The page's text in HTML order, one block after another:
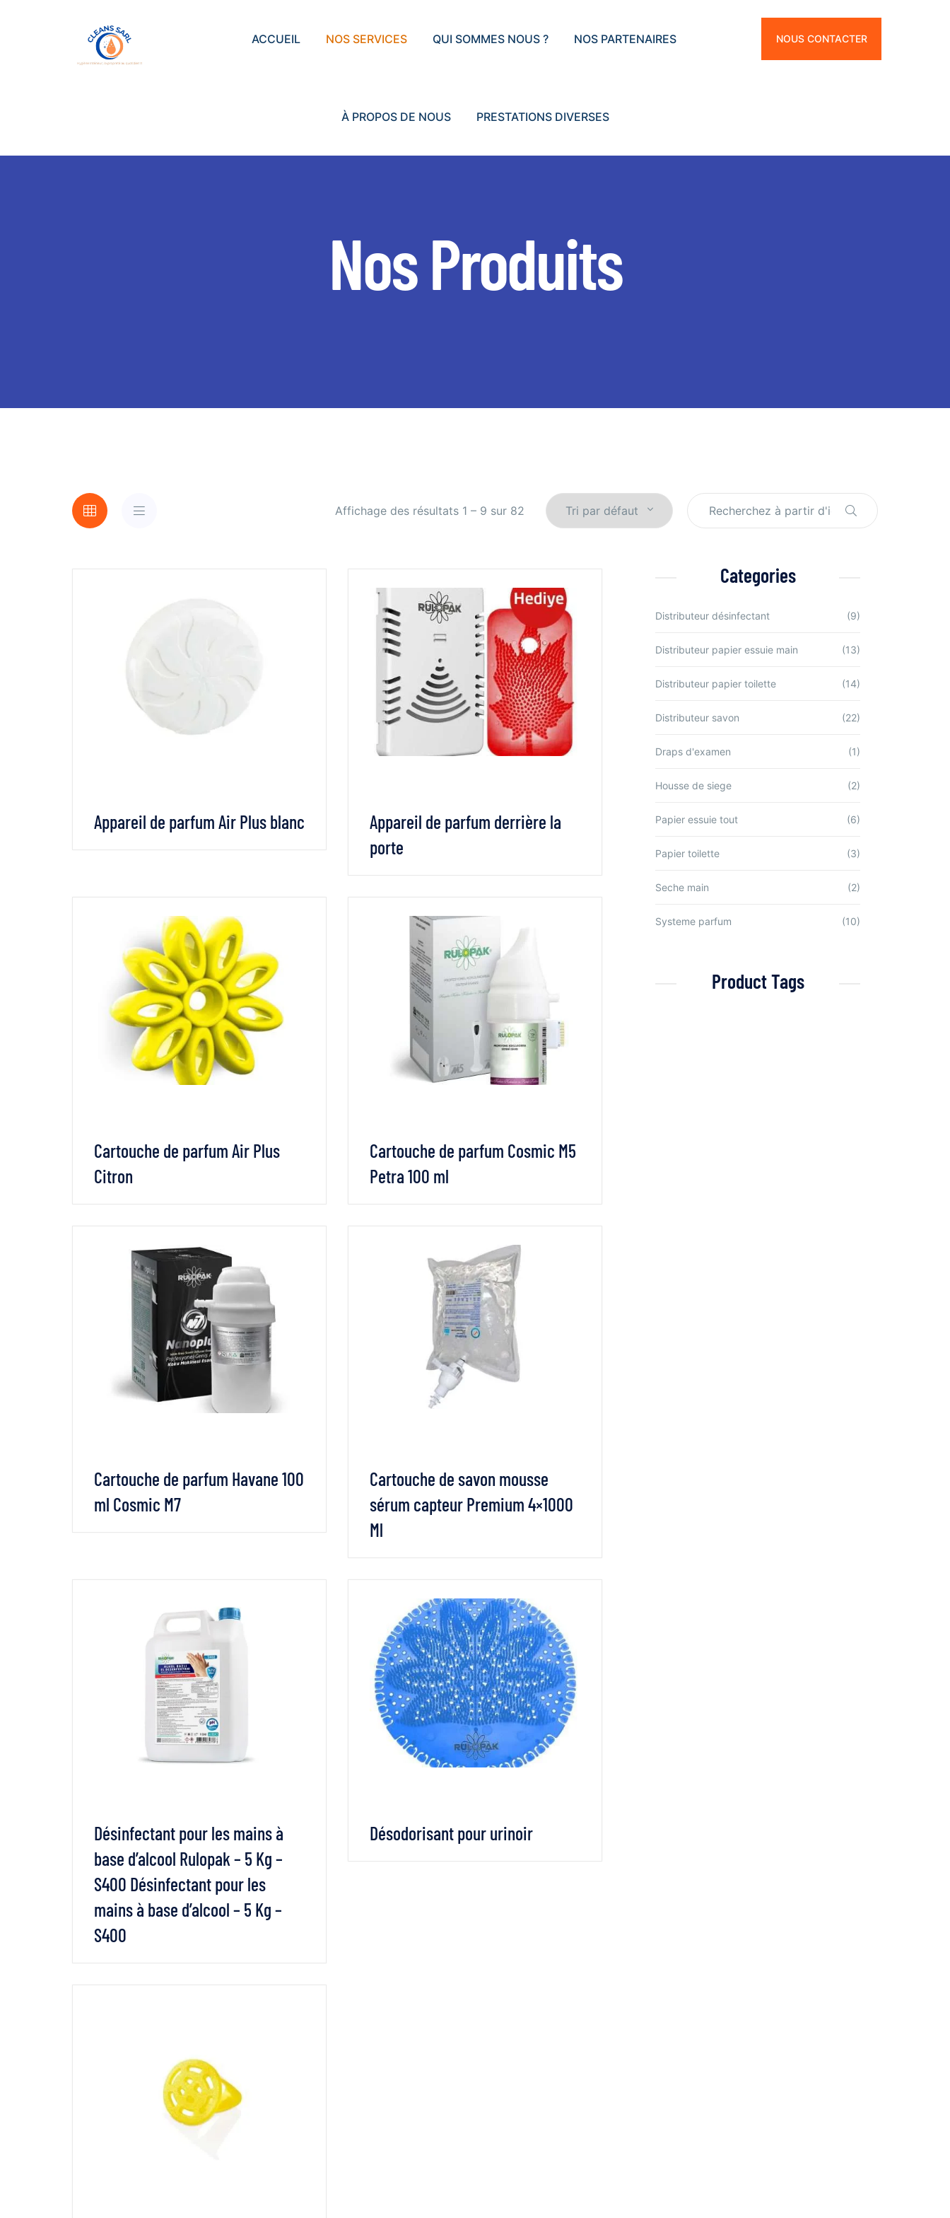
ACCUEIL NOS SERVICES QUI SOMMES NOUS ? NOS PARTENAIRES
À PROPOS DE NOUS PRESTATIONS DIVERSES
NOUS CONTACTER
Nos Produits
Affichage des résultats 1 – 9 sur 82
Appareil de parfum Air Plus blanc
Appareil de parfum derrière la
porte
Cartouche de parfum Air Plus
Citron
Cartouche de parfum Cosmic M5
Petra 100 ml
Cartouche de parfum Havane 100
ml Cosmic M7
Cartouche de savon mousse
sérum capteur Premium 4×1000
Ml
Désinfectant pour les mains à
base d’alcool Rulopak – 5 Kg –
S400 Désinfectant pour les
mains à base d’alcool – 5 Kg –
S400
Désodorisant pour urinoir
Categories
Distributeur désinfectant (9)
Distributeur papier essuie main (13)
Distributeur papier toilette (14)
Distributeur savon (22)
Draps d'examen (1)
Housse de siege (2)
Papier essuie tout (6)
Papier toilette (3)
Seche main (2)
Systeme parfum (10)
Product Tags